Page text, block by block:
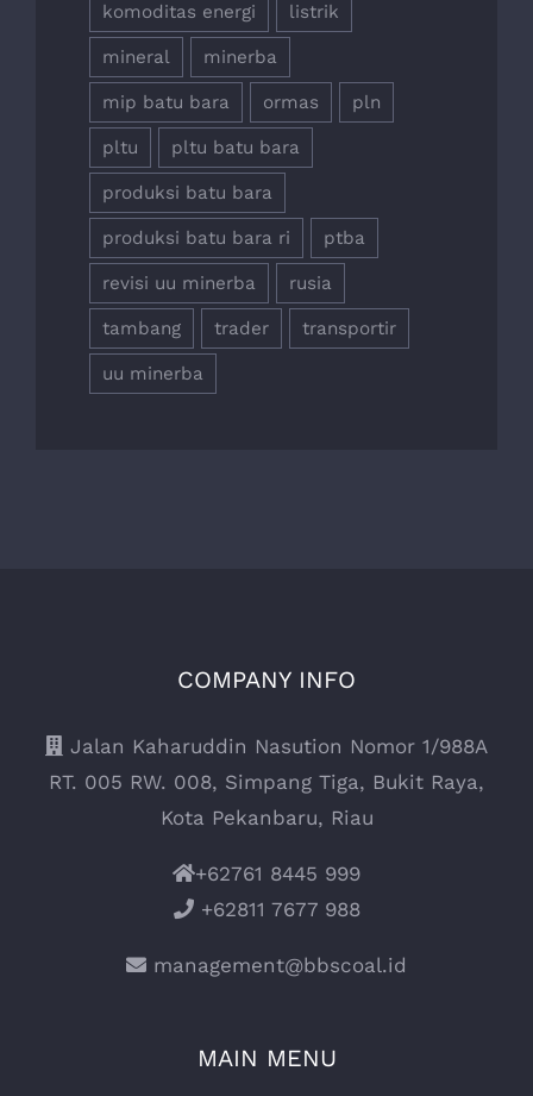
komoditas energi listrik
mineral minerba
mip batu bara ormas pln
pltu pltu batu bara
produksi batu bara
produksi batu bara ri ptba
revisi uu minerba rusia
tambang trader transportir
uu minerba
COMPANY INFO
Jalan Kaharuddin Nasution Nomor 1/988A
RT. 005 RW. 008, Simpang Tiga, Bukit Raya,
Kota Pekanbaru, Riau
+62761 8445 999
+62811 7677 988
management@bbscoal.id
MAIN MENU